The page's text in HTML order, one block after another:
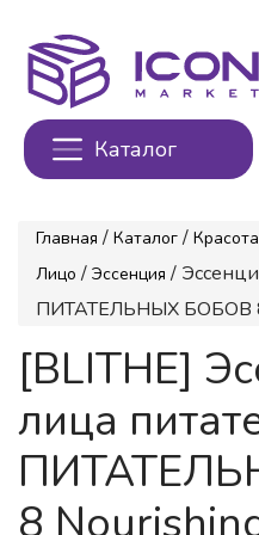
Каталог
Главная / Каталог /
Лицо / Эссенция /
ПИТАТЕЛЬНЫХ БОБОВ 8
[BLITHE]
лица